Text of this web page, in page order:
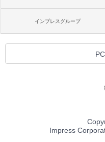
インプレスグループ
Impress